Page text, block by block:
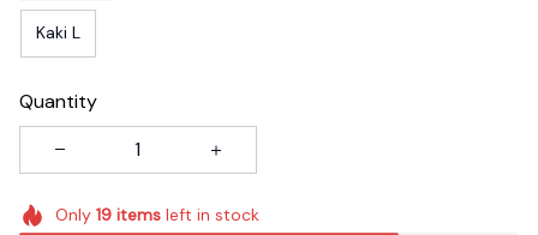
Kaki L
Quantity
Only 19itemsleft in stock